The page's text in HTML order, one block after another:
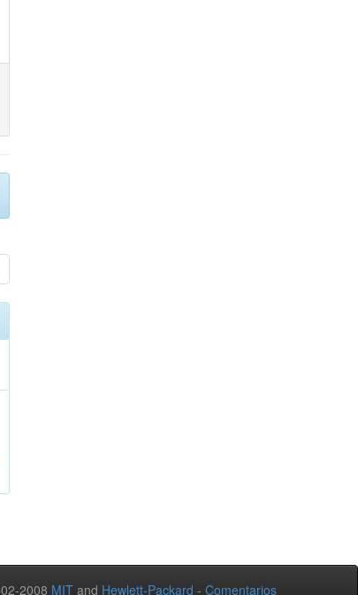
2008 MIT and Hewlett-Packard - Comentarios